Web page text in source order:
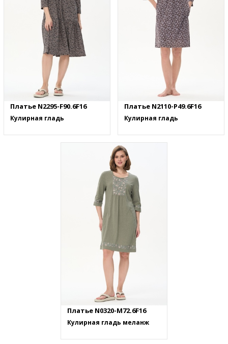
Платье N2295-F90.6F16
Кулирная гладь
Платье N2110-P49.6F16
Кулирная гладь
Платье N0320-M72.6F16
Кулирная гладь меланж